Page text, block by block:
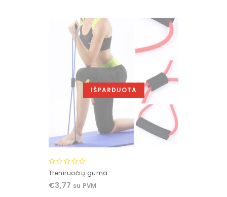
IŠPARDUOTA
0
of
Treniruočių guma
€3,77 su PVM